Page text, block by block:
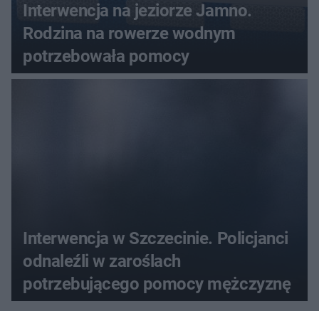
Interwencja na jeziorze Jamno.
Rodzina na rowerze wodnym
potrzebowała pomocy
Interwencja w Szczecinie. Policjanci
odnaleźli w zaroślach
potrzebującego pomocy mężczyznę